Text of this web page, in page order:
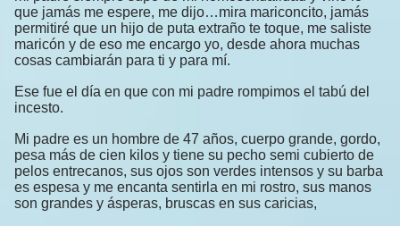
que jamás me espere, me dijo…mira mariconcito, jamás
permitiré que un hijo de puta extraño te toque, me saliste
maricón y de eso me encargo yo, desde ahora muchas
cosas cambiarán para ti y para mí.
Ese fue el día en que con mi padre rompimos el tabú del
incesto.
Mi padre es un hombre de 47 años, cuerpo grande, gordo,
pesa más de cien kilos y tiene su pecho semi cubierto de
pelos entrecanos, sus ojos son verdes intensos y su barba
es espesa y me encanta sentirla en mi rostro, sus manos
son grandes y ásperas, bruscas en sus caricias,